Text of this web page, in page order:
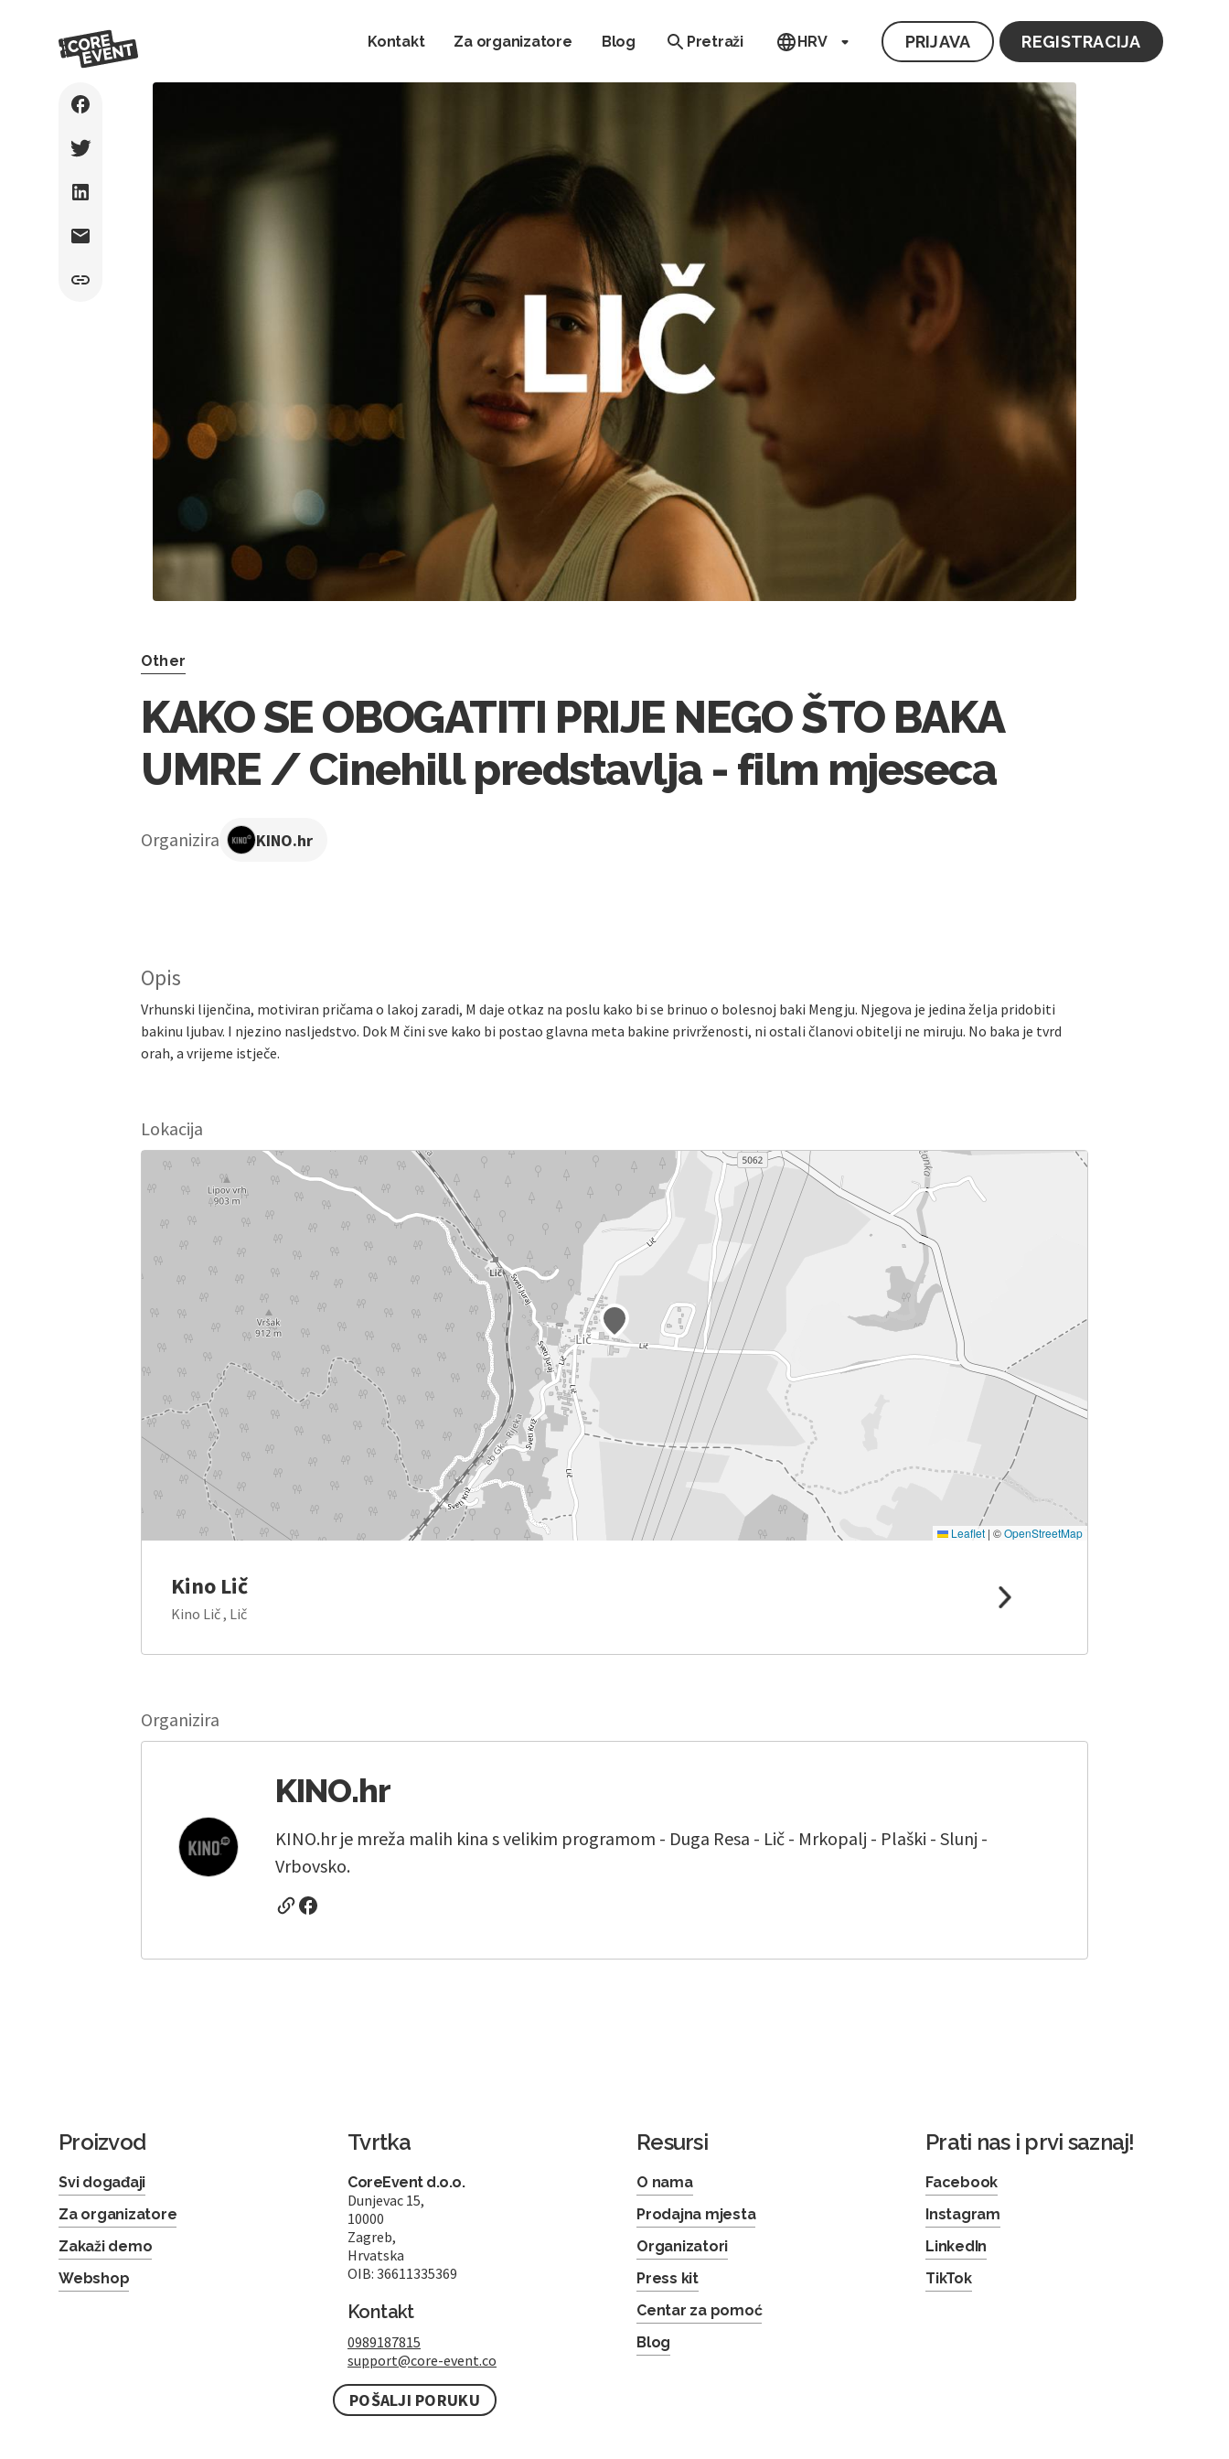
Kontakt Za organizatore Blog Pretraži HRV PRIJAVA REGISTRACIJA
Other
KAKO SE OBOGATITI PRIJE NEGO ŠTO BAKA
UMRE / Cinehill predstavlja - film mjeseca
Organizira KINO.hr
Opis
Vrhunski lijenčina, motiviran pričama o lakoj zaradi, M daje otkaz na poslu kako bi se brinuo o bolesnoj baki Mengju. Njegova je jedina želja pridobiti
bakinu ljubav. I njezino nasljedstvo. Dok M čini sve kako bi postao glavna meta bakine privrženosti, ni ostali članovi obitelji ne miruju. No baka je tvrd
orah, a vrijeme istječe.
Lokacija
Leaflet | ©OpenStreetMap
Kino Lič
Kino Lič , Lič
Organizira
KINO.hr
KINO.hr je mreža malih kina s velikim programom - Duga Resa - Lič - Mrkopalj - Plaški - Slunj -
Vrbovsko.
Proizvod
Svi događaji
Za organizatore
Zakaži demo
Webshop
Tvrtka
CoreEvent d.o.o.
Dunjevac 15,
10000
Zagreb,
Hrvatska
OIB: 36611335369
Kontakt
0989187815
support@core-event.co
POŠALJI PORUKU
Resursi
O nama
Prodajna mjesta
Organizatori
Press kit
Centar za pomoć
Blog
Prati nas i prvi saznaj!
Facebook
Instagram
LinkedIn
TikTok